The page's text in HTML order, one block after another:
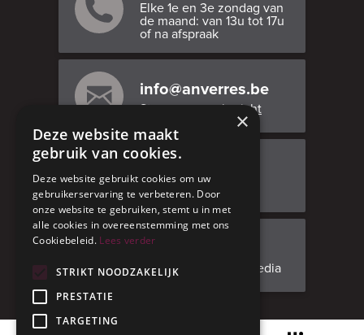
Elke 1e en 3e zondag van
de maand: van 13u tot 17u
of na afspraak
info@anverres.be
Stuur ons een bericht
Adresgegevens
Facebook
Volg ons op social media
×
Deze website maakt
gebruik van cookies.
Deze website gebruikt cookies om uw
gebruikerservaring te verbeteren. Door
onze website te gebruiken, stemt u in met
alle cookies in overeenstemming met ons
Cookiebeleid. Lees verder
STRIKT NOODZAKELIJK
PRESTATIE
TARGETING